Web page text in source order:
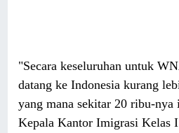
"Secara keseluruhan untuk
datang ke Indonesia kurang
yang mana sekitar 20 ribu-
Kepala Kantor Imigrasi Kelas